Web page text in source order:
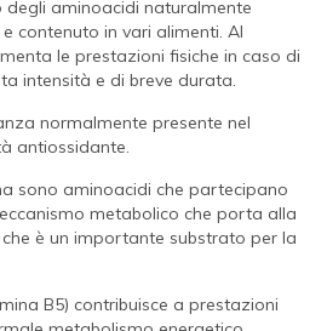
degli aminoacidi naturalmente
contenuto in vari alimenti. Al
le prestazioni fisiche in caso di
intensità e di breve durata.
normalmente presente nel
antiossidante.
sono aminoacidi che partecipano
metabolico che porta alla
è un importante substrato per la
B5) contribuisce a prestazioni